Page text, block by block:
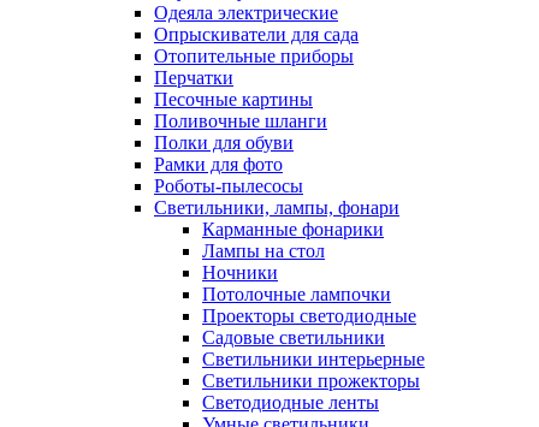
Одеяла электрические
Опрыскиватели для сада
Отопительные приборы
Перчатки
Песочные картины
Поливочные шланги
Полки для обуви
Рамки для фото
Роботы-пылесосы
Светильники, лампы, фонари
Карманные фонарики
Лампы на стол
Ночники
Потолочные лампочки
Проекторы светодиодные
Садовые светильники
Светильники интерьерные
Светильники прожекторы
Светодиодные ленты